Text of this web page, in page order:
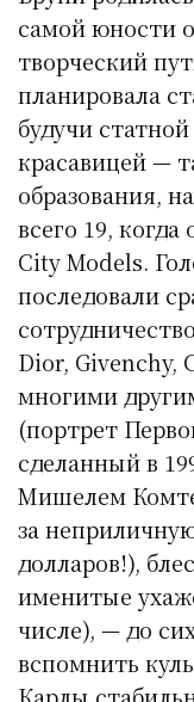
самой юности
творческий
планировала
будучи
красавицей —
образования,
всего 19,
City Models.
последовали
Dior, Givenchy,
многими
(портрет
сделанный в
Мишелем
за
долларов!),
именитые
числе), — до
вспомнить